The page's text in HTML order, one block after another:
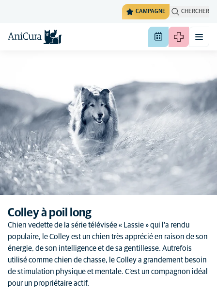
CAMPAGNE CHERCHER
Colley à poil long
Chien vedette de la série télévisée « Lassie » qui l’a rendu
populaire, le Colley est un chien très apprécié en raison de son
énergie, de son intelligence et de sa gentillesse. Autrefois
utilisé comme chien de chasse, le Colley a grandement besoin
de stimulation physique et mentale. C’est un compagnon idéal
pour un propriétaire actif.
Chaque chien est un individu
unique et ses caractéristiques
diffèrent aussi au sein d'une
Certains chiens ont tendance
à être plus enjoués et
sociables avec les enfants et